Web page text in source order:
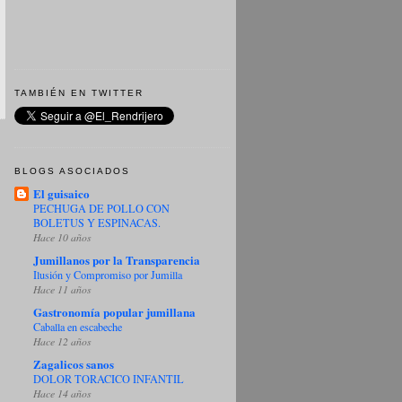
TAMBIÉN EN TWITTER
BLOGS ASOCIADOS
El guisaico
PECHUGA DE POLLO CON
BOLETUS Y ESPINACAS.
Hace 10 años
Jumillanos por la Transparencia
Ilusión y Compromiso por Jumilla
Hace 11 años
Gastronomía popular jumillana
Caballa en escabeche
Hace 12 años
Zagalicos sanos
DOLOR TORACICO INFANTIL
Hace 14 años